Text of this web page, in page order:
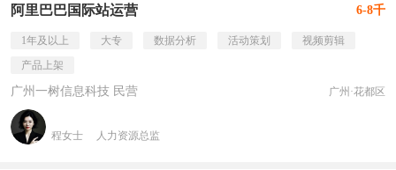
阿里巴巴国际站运营 6-8千
1年及以上 大专 数据分析 活动策划
视频剪辑
产品上架
广州一树信息科技 民营 广州·花都区
程女士 人力资源总监